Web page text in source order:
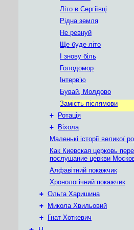
Літо в Сергіївці
Рідна земля
Не ревнуй
Ще буде літо
І знову біль
Голодомор
Інтерв’ю
Бувай, Молдово
Замість післямови
+
Ротація
+
Віхола
Маленькі історії великої
Как Киевская церковь
послушание церкви
Алфавітний покажчик
Хронологічний покажчик
+ Ольга Харишина
+
Микола Хвильовий
+
Гнат Хоткевич